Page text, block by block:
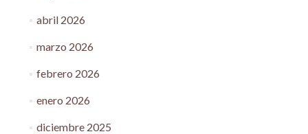
abril 2026
marzo 2026
febrero 2026
enero 2026
diciembre 2025